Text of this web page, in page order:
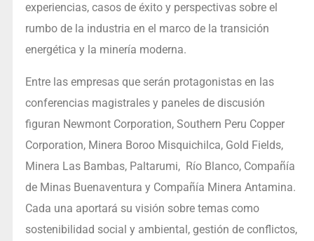
experiencias, casos de éxito y perspectivas sobre el
rumbo de la industria en el marco de la transición
energética y la minería moderna.
Entre las empresas que serán protagonistas en las
conferencias magistrales y paneles de discusión
figuran Newmont Corporation, Southern Peru Copper
Corporation, Minera Boroo Misquichilca, Gold Fields,
Minera Las Bambas, Paltarumi, Río Blanco, Compañía
de Minas Buenaventura y Compañía Minera Antamina.
Cada una aportará su visión sobre temas como
sostenibilidad social y ambiental, gestión de conflictos,